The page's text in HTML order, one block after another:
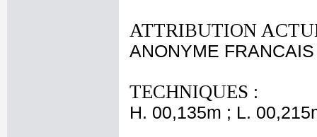
ATTRIBUTION
ANONYME
TECHNIQUES :
H. 00,135m ; L.